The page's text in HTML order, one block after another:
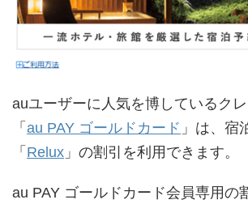
auユーザーに人気を博しているク
「 au PAY ゴールドカード 」は、宿
「 Relux 」の割引を利用できます。
au PAY ゴールドカード会員専用の